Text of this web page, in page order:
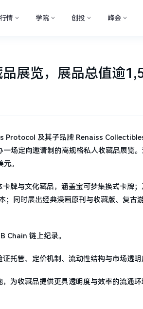
行情 学院 创投 峰会
展览，展品总值逾
Protocol 及其子品牌 Renaiss
场定向邀请制的高规格私人收藏品展览
。
牌与文化藏品，涵盖宝可梦集换式卡牌
同时展出经典漫画原刊与收藏版、复古
Chain 链上纪录。
托管、定价机制、流动性结构与市场透明
为收藏品提供更具透明度与效率的流通环